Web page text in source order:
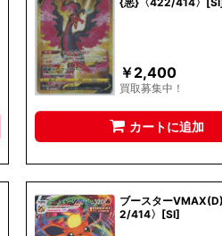
￥2,400
買取募集中！
カートに追加
ブースター
2/414〉[SI]